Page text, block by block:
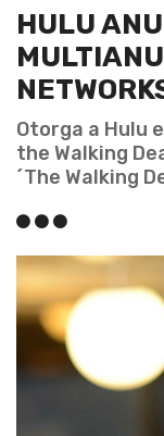
HULU
Otorga a Hulu
the Walking
´The Walking